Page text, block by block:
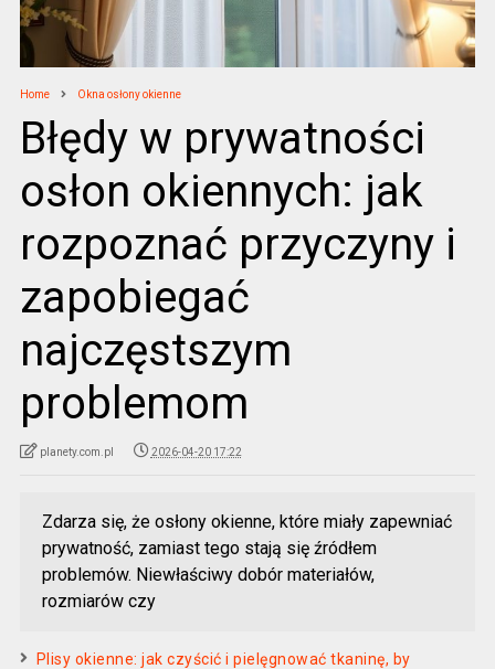
Home Okna osłony okienne
Błędy w prywatności
osłon okiennych: jak
rozpoznać przyczyny i
zapobiegać
najczęstszym
problemom
planety.com.pl 2026-04-20 17:22
Zdarza się, że osłony okienne, które miały zapewniać
prywatność, zamiast tego stają się źródłem
problemów. Niewłaściwy dobór materiałów,
rozmiarów czy
Plisy okienne: jak czyścić i pielęgnować tkaninę, by